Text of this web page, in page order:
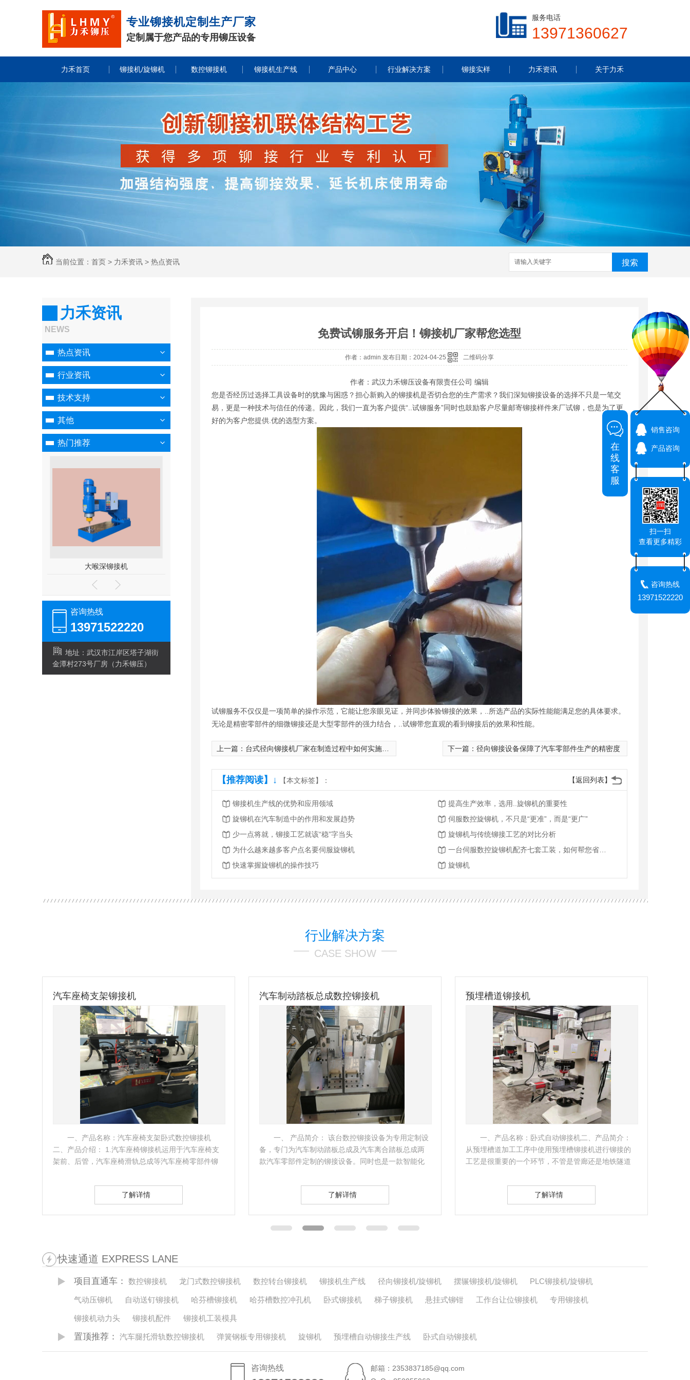
专业铆接机定制生产厂家
定制属于您产品的专用铆压设备
服务电话
13971360627
力禾首页 铆接机/旋铆机 数控铆接机 铆接机生产线 产品中心 行业解决方案 铆接实样 力禾资讯 关于力禾
当前位置： 首页 > 力禾资讯 > 热点资讯 搜索
力禾资讯
NEWS
热点资讯
行业资讯
技术支持
其他
热门推荐
伺服数控铆接机
咨询热线
13971522220
地址：武汉市江岸区塔子湖街
金潭村273号厂房（力禾铆压）
免费试铆服务开启！铆接机厂家帮您选型
作者：admin 发布日期：2024-04-25 二维码分享
作者：武汉力禾铆压设备有限责任公司 编辑
您是否经历过选择工具设备时的犹豫与困惑？担心新购入的铆接机是否切合您的生产需求？我们深知铆接设备的选择不只是一笔交
易，更是一种技术与信任的传递。因此，我们一直为客户提供“..试铆服务”同时也鼓励客户尽量邮寄铆接样件来厂试铆，也是为了更
好的为客户您提供.优的选型方案。
试铆服务不仅仅是一项简单的操作示范，它能让您亲眼见证，并同步体验铆接的效果，..所选产品的实际性能能满足您的具体要求。
无论是精密零部件的细微铆接还是大型零部件的强力结合，..试铆带您直观的看到铆接后的效果和性能。
上一篇： 台式径向铆接机厂家在制造过程中如何实施严格的质量控制 下一篇： 径向铆接设备保障了汽车零部件生产的精密度
【返回列表】
【推荐阅读】↓ 【本文标签】：
铆接机生产线的优势和应用领域
提高生产效率，选用..旋铆机的重要性
旋铆机在汽车制造中的作用和发展趋势
伺服数控旋铆机，不只是“更准”，而是“更广”
少一点将就，铆接工艺就该“稳”字当头
旋铆机与传统铆接工艺的对比分析
为什么越来越多客户点名要伺服旋铆机
快速掌握旋铆机的操作技巧
旋铆机
行业解决方案
CASE SHOW
汽车制动踏板总成数控铆接机
一、 产品简介： 该台数控铆接设备为专用定制设
备，专门为汽车制动踏板总成及汽车离合踏板总成两
款汽车零部件定制的铆接设备。同时也是一款智能化
了解详情
预埋槽道铆接机
一、产品名称：卧式自动铆接机二、产品简介：
从预埋槽道加工工序中使用预埋槽铆接机进行铆接的
工艺是很重要的一个环节，不管是管廊还是地铁隧道
了解详情
发生器底部压铆系统
一、产品名称：五轴数控转台铆接机二、产品简
介： 五轴数控转台铆接机属于智能数控铆接机系列，
同时也是应用于航空航天行业的发生器底部，也叫做
了解详情
快速通道 EXPRESS LANE
项目直通车： 数控铆接机 龙门式数控铆接机 数控转台铆接机 铆接机生产线 径向铆接机/旋铆机 摆辗铆接机/旋铆机 PLC铆接机/旋铆机
气动压铆机 自动送钉铆接机 哈芬槽铆接机 哈芬槽数控冲孔机 卧式铆接机 梯子铆接机 悬挂式铆钳 工作台让位铆接机 专用铆接机
铆接机动力头 铆接机配件 铆接机工装模具
置顶推荐： 汽车腿托滑轨数控铆接机 弹簧钢板专用铆接机 旋铆机 预埋槽自动铆接生产线 卧式自动铆接机
咨询热线
邮箱：2353837185@qq.com
销售咨询
产品咨询
扫一扫
查看更多精彩
咨询热线
13971522220
在
线
客
服